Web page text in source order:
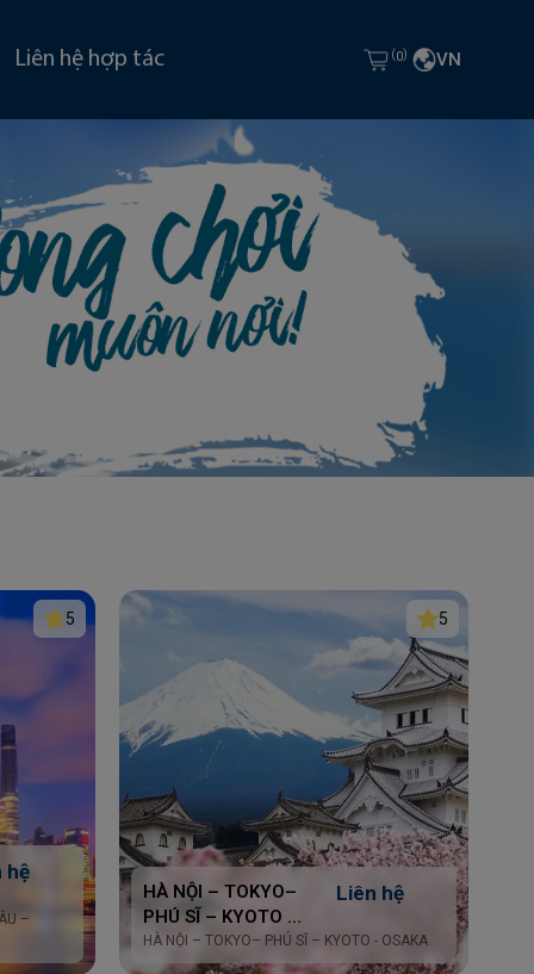
Liên hệ hợp tác (0) VN
5
hệ
–
5
HÀ NỘI – TOKYO–
PHÚ SĨ – KYOTO -
OSAKA
Liên hệ
HÀ NỘI – TOKYO– PHÚ SĨ – KYOTO - OSAKA